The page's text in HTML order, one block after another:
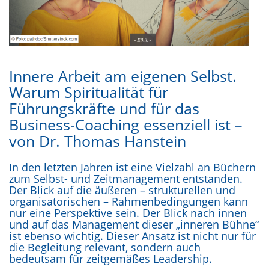
Innere Arbeit am eigenen Selbst.
Warum Spiritualität für
Führungskräfte und für das
Business-Coaching essenziell ist –
von Dr. Thomas Hanstein
In den letzten Jahren ist eine Vielzahl an Büchern
zum Selbst- und Zeitmanagement entstanden.
Der Blick auf die äußeren – strukturellen und
organisatorischen – Rahmenbedingungen kann
nur eine Perspektive sein. Der Blick nach innen
und auf das Management dieser „inneren Bühne“
ist ebenso wichtig. Dieser Ansatz ist nicht nur für
die Begleitung relevant, sondern auch
bedeutsam für zeitgemäßes Leadership.